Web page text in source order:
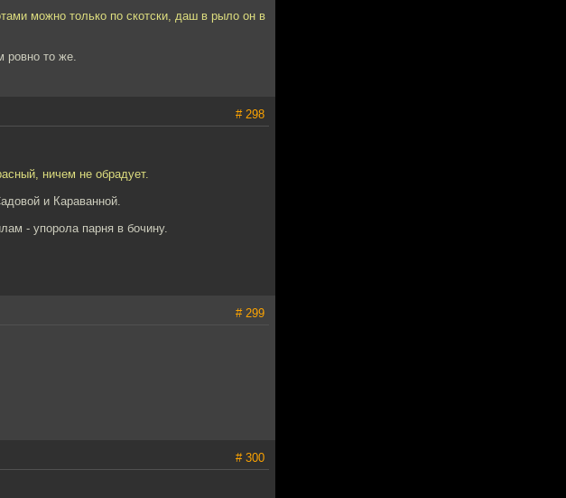
можно только по скотски, даш в рыло он в
ровно то же.
# 298
ничем не обрадует.
и Караванной.
- упорола парня в бочину.
# 299
# 300